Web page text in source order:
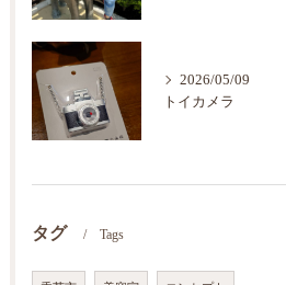
2026/05/09
トイカメラ
タグ Tags